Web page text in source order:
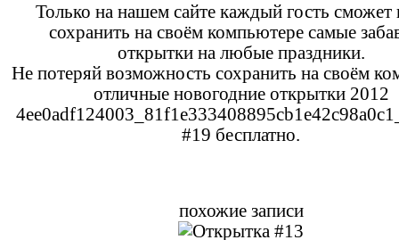
Только на нашем сайте каждый гость сможет
сохранить на своём компьютере самые
открытки на любые праздники.
Не потеряй возможность сохранить на своём
отличные новогодние открытки 2012
#19 бесплатно.
похожие записи